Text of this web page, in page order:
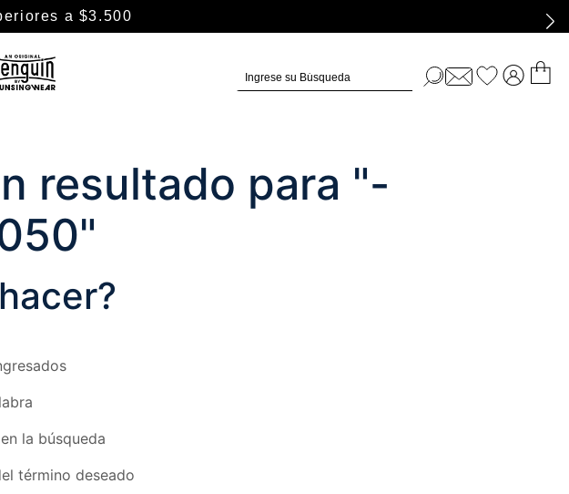
a $3.500
resultado para "-
"
la búsqueda
término deseado